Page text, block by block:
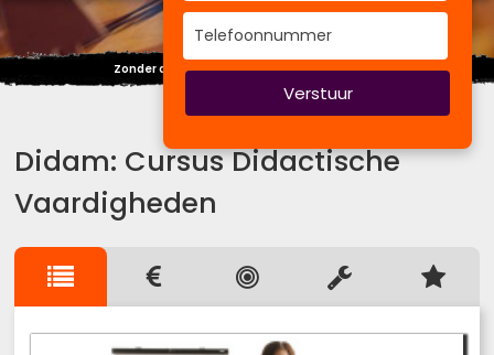
Zonder de dalen geniet je niet van de pieken.
Didam: Cursus Didactische
Vaardigheden
Verstuur